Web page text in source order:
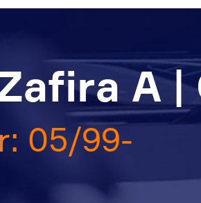
A
05/99-